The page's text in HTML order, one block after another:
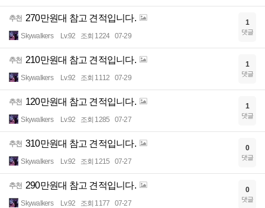
추천 270만원대 참고 견적입니다.
Skywalkers Lv.92 조회 1224 07-29
1
댓글
추천 210만원대 참고 견적입니다.
Skywalkers Lv.92 조회 1112 07-29
1
댓글
추천 120만원대 참고 견적입니다.
Skywalkers Lv.92 조회 1285 07-27
1
댓글
추천 310만원대 참고 견적입니다.
Skywalkers Lv.92 조회 1215 07-27
0
댓글
추천 290만원대 참고 견적입니다.
Skywalkers Lv.92 조회 1177 07-27
0
댓글